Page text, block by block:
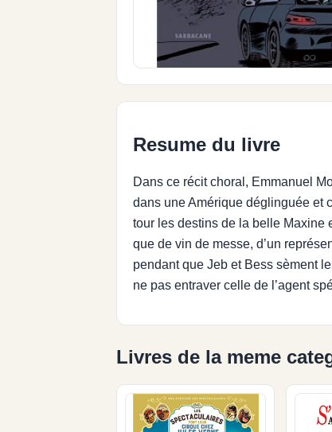
Resume du livre
Dans ce récit choral, Emmanuel
dans une Amérique déglinguée et
tour les destins de la belle Maxine
que de vin de messe, d’un
pendant que Jeb et Bess sèment
ne pas entraver celle de l’agent
Livres de la meme